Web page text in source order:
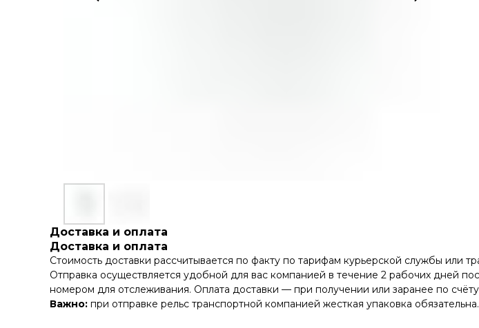
Доставка и оплата
Доставка и оплата
Стоимость доставки рассчитывается по факту по тарифам курьерской службы или
Отправка осуществляется удобной для вас компанией в течение 2 рабочих дней
номером для отслеживания. Оплата доставки — при получении или заранее по
Важно: при отправке рельс транспортной компанией жесткая упаковка